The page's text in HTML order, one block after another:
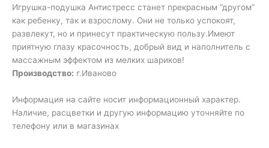
Игрушка-подушка Антистресс станет прекрасным “другом”
как ребенку, так и взрослому. Они не только успокоят,
развлекут, но и принесут практическую пользу.Имеют
приятную глазу красочность, добрый вид и наполнитель с
массажным эффектом из мелких шариков!
Производство: г.Иваново
Информация на сайте носит информационный характер.
Наличие, расцветки и другую информацию уточняйте по
телефону или в магазинах